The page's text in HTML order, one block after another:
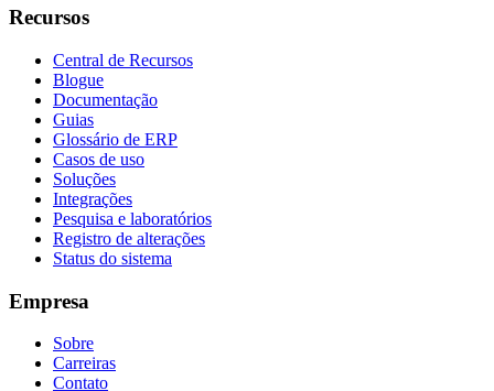
Recursos
Central de Recursos
Blogue
Documentação
Guias
Glossário de ERP
Casos de uso
Soluções
Integrações
Pesquisa e laboratórios
Registro de alterações
Status do sistema
Empresa
Sobre
Carreiras
Contato